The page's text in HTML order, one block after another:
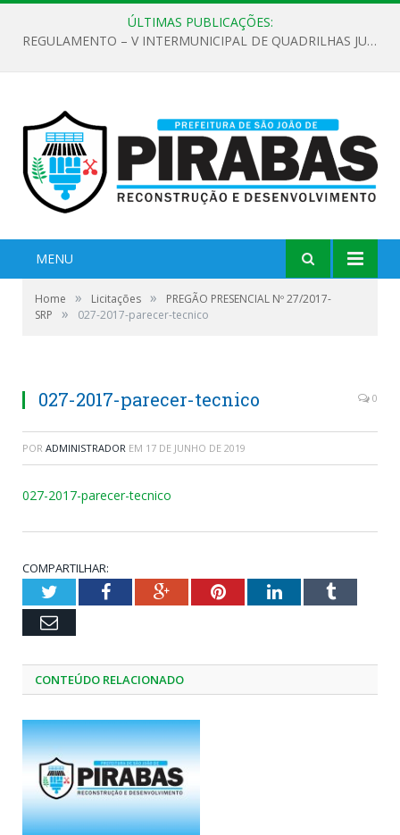
ÚLTIMAS PUBLICAÇÕES:
REGULAMENTO – V INTERMUNICIPAL DE QUADRILHAS JUNINAS 2026
MENU
Home » Licitações »
PREGÃO PRESENCIAL Nº 27/2017-
SRP
» 027-2017-parecer-tecnico
027-2017-parecer-tecnico 0
POR ADMINISTRADOR EM 17 DE JUNHO DE 2019
027-2017-parecer-tecnico
COMPARTILHAR:
TwitterFacebookGoogle+PinterestLinkedInTumblr
Email
CONTEÚDO RELACIONADO